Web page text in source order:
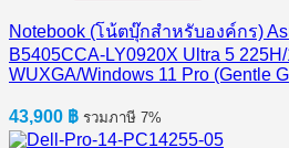
Notebook (โน้ตบุ๊กสำหรับองค์กร)
B5405CCA-LY0920X Ultra 5
WUXGA/Windows 11 Pro (Gentle
43,900 ฿ รวมภาษี 7%